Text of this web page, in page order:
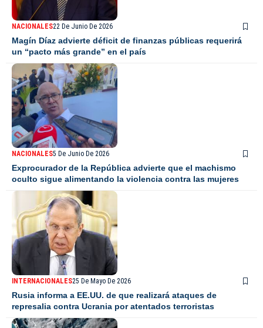
NACIONALES22 De Junio De 2026
Magín Díaz advierte déficit de finanzas públicas requerirá
un “pacto más grande” en el país
NACIONALES5 De Junio De 2026
Exprocurador de la República advierte que el machismo
oculto sigue alimentando la violencia contra las mujeres
INTERNACIONALES25 De Mayo De 2026
Rusia informa a EE.UU. de que realizará ataques de
represalia contra Ucrania por atentados terroristas